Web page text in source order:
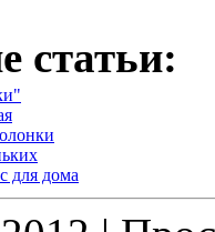
статьи:
для дома